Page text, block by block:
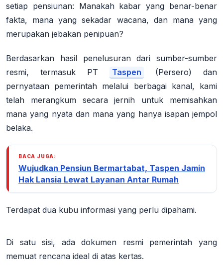
setiap pensiunan: Manakah kabar yang benar-benar
fakta, mana yang sekadar wacana, dan mana yang
merupakan jebakan penipuan?
Berdasarkan hasil penelusuran dari sumber-sumber
resmi, termasuk PT
Taspen
(Persero) dan
pernyataan pemerintah melalui berbagai kanal, kami
telah merangkum secara jernih untuk memisahkan
mana yang nyata dan mana yang hanya isapan jempol
belaka.
BACA JUGA:
Wujudkan Pensiun Bermartabat, Taspen Jamin
Hak Lansia Lewat Layanan Antar Rumah
Terdapat dua kubu informasi yang perlu dipahami.
Di satu sisi, ada dokumen resmi pemerintah yang
memuat rencana ideal di atas kertas.